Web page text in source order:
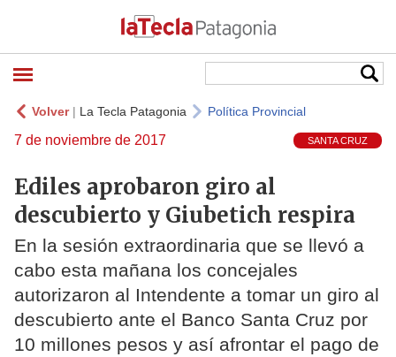
Volver| La Tecla Patagonia Política Provincial
7 de noviembre de 2017 SANTA CRUZ
Ediles aprobaron giro al
descubierto y Giubetich respira
En la sesión extraordinaria que se llevó a
cabo esta mañana los concejales
autorizaron al Intendente a tomar un giro al
descubierto ante el Banco Santa Cruz por
10 millones pesos y así afrontar el pago de